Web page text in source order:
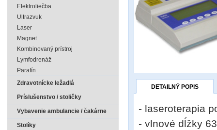
DETAILNÝ POPIS
- laseroterapia
- vlnové dĺžky
Elektroliečba
Ultrazvuk
Laser
Magnet
Kombinovaný prístroj
Lymfodrenáž
Parafín
Zdravotnícke ležadlá
Príslušenstvo / stoličky
Vybavenie ambulancie / čakárne
Stolíky